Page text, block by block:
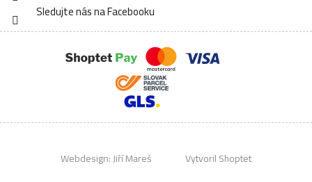
Sledujte nás na Facebooku
Webdesign:Jiří Mareš Vytvoril Shoptet